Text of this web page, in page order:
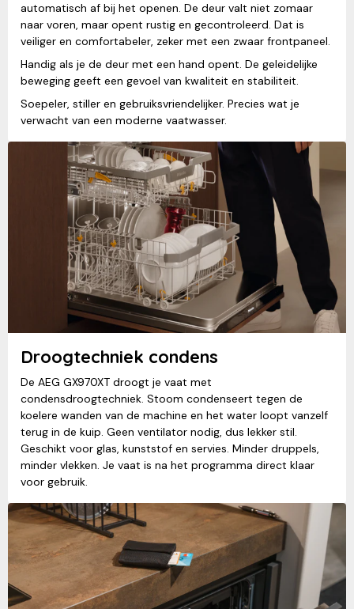
automatisch af bij het openen. De deur valt niet zomaar
naar voren, maar opent rustig en gecontroleerd. Dat is
veiliger en comfortabeler, zeker met een zwaar frontpaneel.
Handig als je de deur met een hand opent. De geleidelijke
beweging geeft een gevoel van kwaliteit en stabiliteit.
Soepeler, stiller en gebruiksvriendelijker. Precies wat je
verwacht van een moderne vaatwasser.
Droogtechniek condens
De AEG GX970XT droogt je vaat met
condensdroogtechniek. Stoom condenseert tegen de
koelere wanden van de machine en het water loopt vanzelf
terug in de kuip. Geen ventilator nodig, dus lekker stil.
Geschikt voor glas, kunststof en servies. Minder druppels,
minder vlekken. Je vaat is na het programma direct klaar
voor gebruik.